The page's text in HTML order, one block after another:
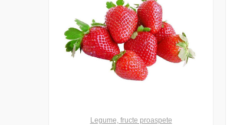
Legume, fructe proaspete